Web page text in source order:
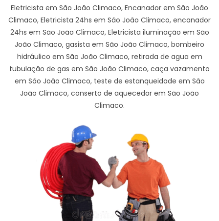
Eletricista em São João Climaco, Encanador em São João
Climaco, Eletricista 24hs em São João Climaco, encanador
24hs em São João Climaco, Eletricista iluminação em São
João Climaco, gasista em São João Climaco, bombeiro
hidráulico em São João Climaco, retirada de agua em
tubulação de gas em São João Climaco, caça vazamento
em São João Climaco, teste de estanqueidade em São
João Climaco, conserto de aquecedor em São João
Climaco.